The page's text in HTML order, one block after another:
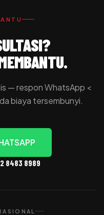
— respon WhatsApp <
biaya tersembunyi.
8483 8989